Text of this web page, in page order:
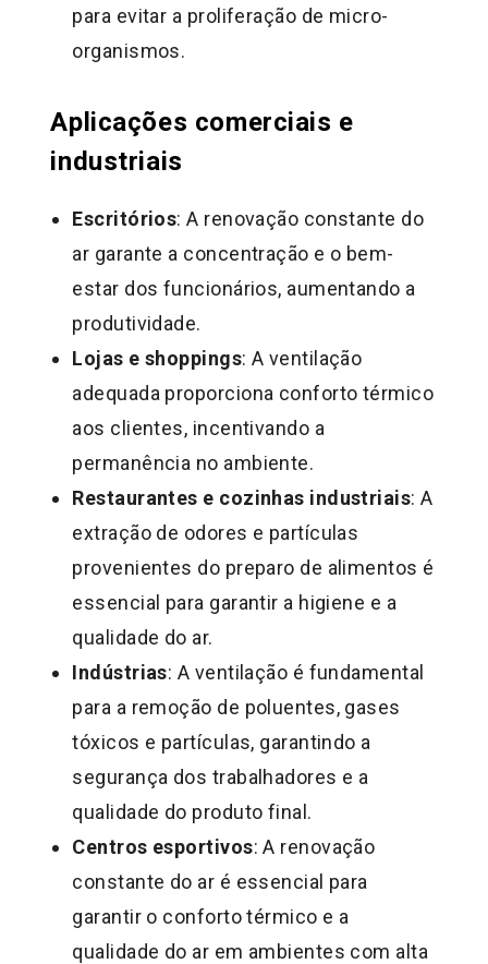
para evitar a proliferação de micro-
organismos.
Aplicações comerciais e
industriais
Escritórios: A renovação constante do
ar garante a concentração e o bem-
estar dos funcionários, aumentando a
produtividade.
Lojas e shoppings: A ventilação
adequada proporciona conforto térmico
aos clientes, incentivando a
permanência no ambiente.
Restaurantes e cozinhas industriais: A
extração de odores e partículas
provenientes do preparo de alimentos é
essencial para garantir a higiene e a
qualidade do ar.
Indústrias: A ventilação é fundamental
para a remoção de poluentes, gases
tóxicos e partículas, garantindo a
segurança dos trabalhadores e a
qualidade do produto final.
Centros esportivos: A renovação
constante do ar é essencial para
garantir o conforto térmico e a
qualidade do ar em ambientes com alta